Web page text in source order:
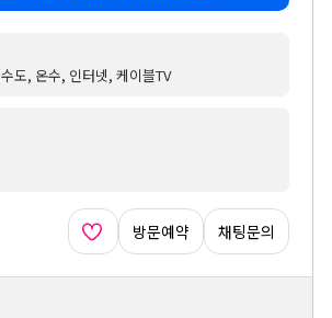
도, 온수, 인터넷, 케이블TV
방문예약 채팅문의